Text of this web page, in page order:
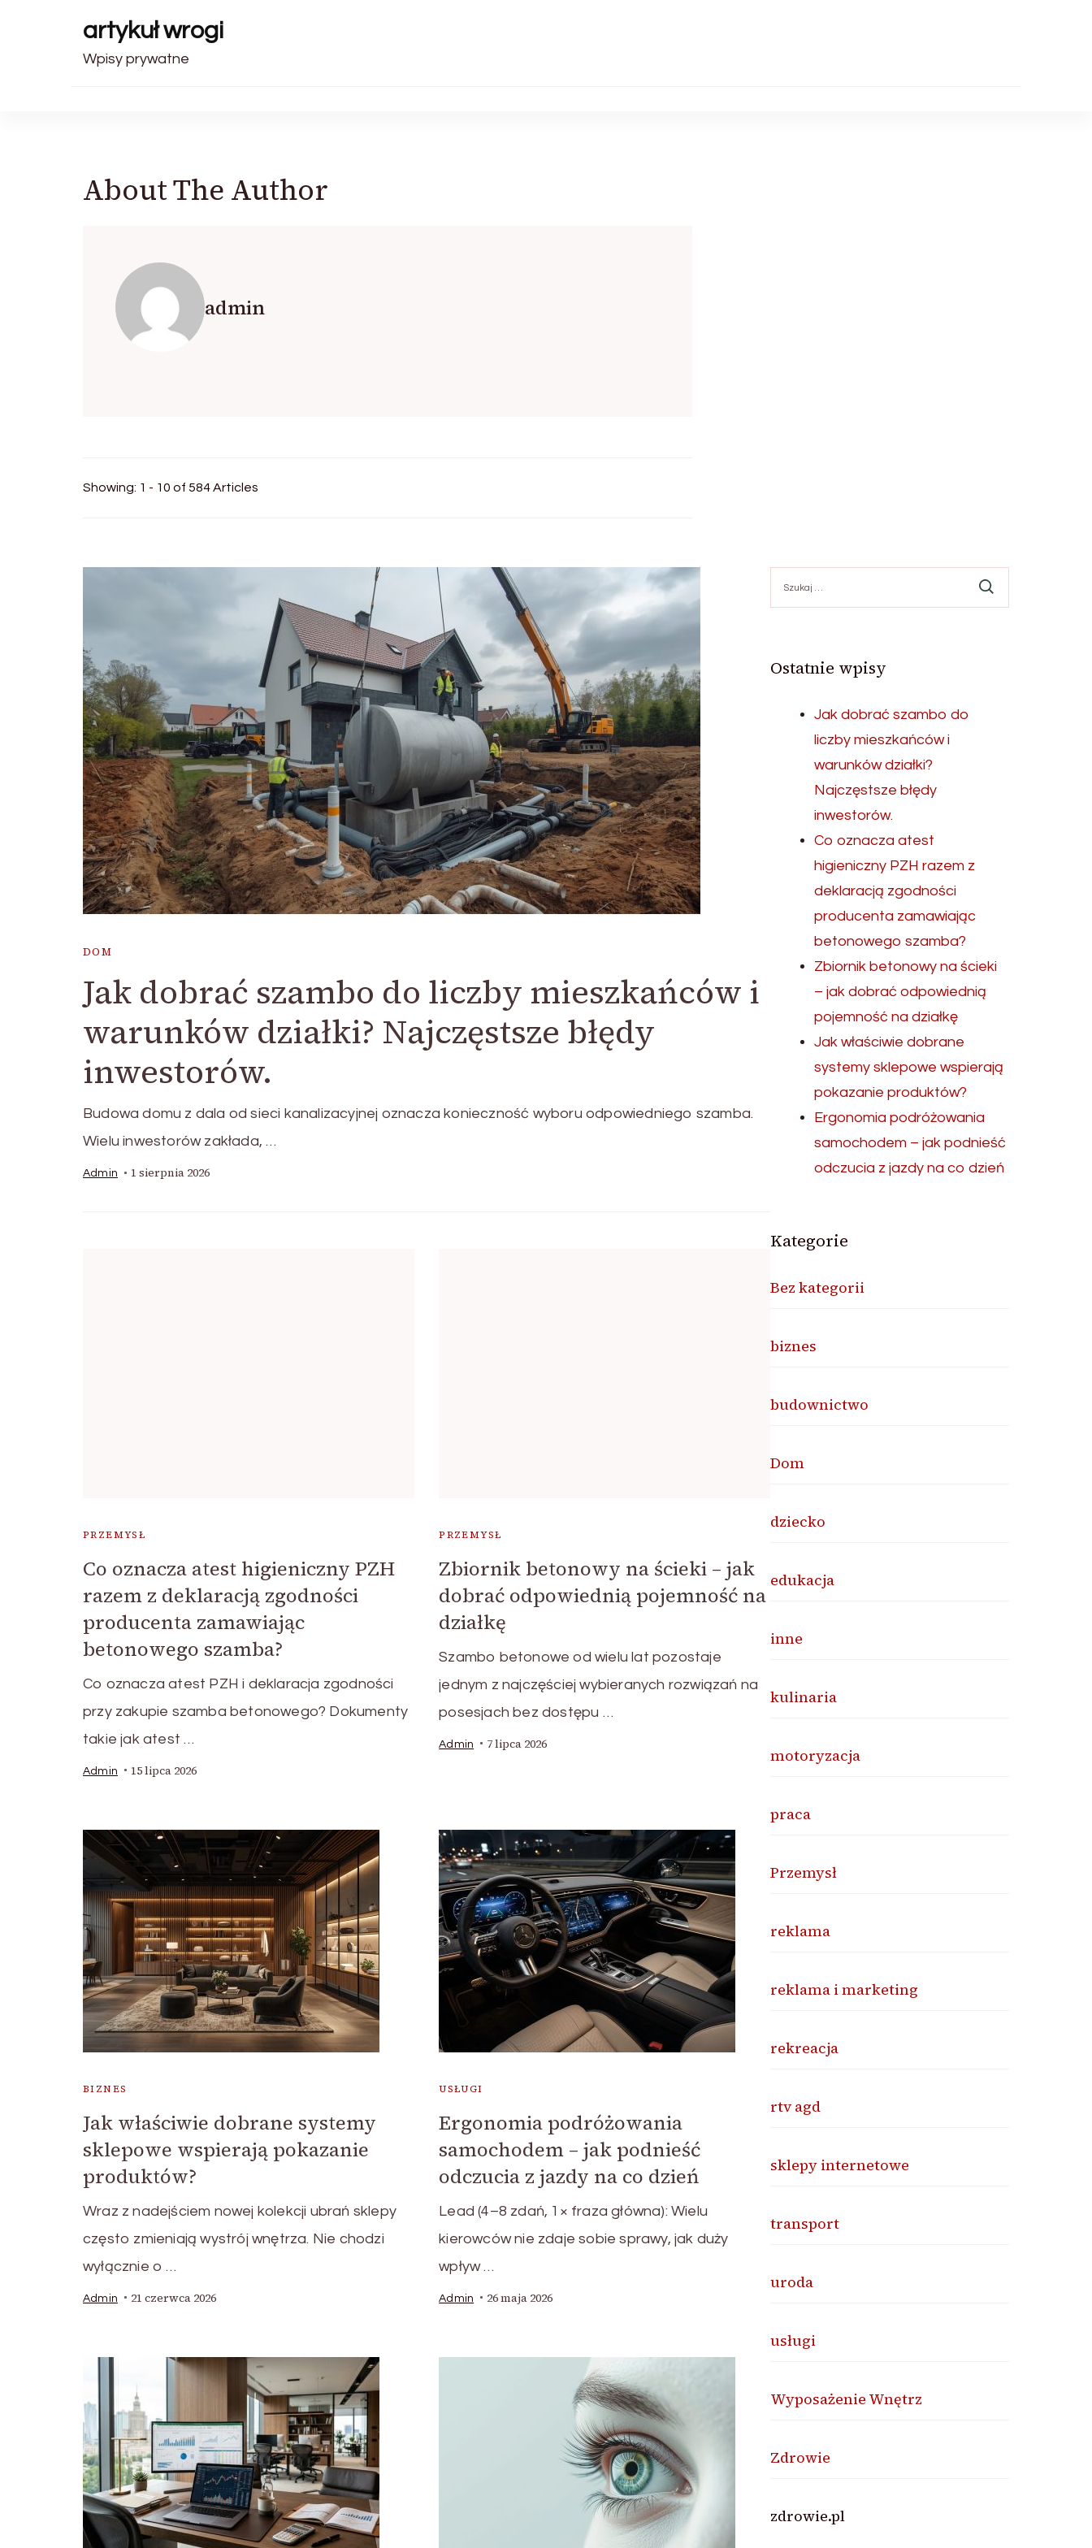
artykuł wrogi
Wpisy prywatne
About The Author
admin
Showing: 1 - 10 of 584 Articles
DOM
Jak dobrać szambo do liczby mieszkańców i
warunków działki? Najczęstsze błędy
inwestorów.
Budowa domu z dala od sieci kanalizacyjnej oznacza konieczność wyboru odpowiedniego szamba.
Wielu inwestorów zakłada, …
Admin 1 sierpnia 2026
PRZEMYSŁ
Co oznacza atest higieniczny PZH
razem z deklaracją zgodności
producenta zamawiając
betonowego szamba?
Co oznacza atest PZH i deklaracja zgodności
przy zakupie szamba betonowego? Dokumenty
takie jak atest …
Admin 15 lipca 2026
PRZEMYSŁ
Zbiornik betonowy na ścieki – jak
dobrać odpowiednią pojemność na
działkę
Szambo betonowe od wielu lat pozostaje
jednym z najczęściej wybieranych rozwiązań na
posesjach bez dostępu …
Admin 7 lipca 2026
BIZNES
Jak właściwie dobrane systemy
sklepowe wspierają pokazanie
produktów?
Wraz z nadejściem nowej kolekcji ubrań sklepy
często zmieniają wystrój wnętrza. Nie chodzi
wyłącznie o …
Admin 21 czerwca 2026
USŁUGI
Ergonomia podróżowania
samochodem – jak podnieść
odczucia z jazdy na co dzień
Lead (4–8 zdań, 1× fraza główna): Wielu
kierowców nie zdaje sobie sprawy, jak duży
wpływ …
Admin 26 maja 2026
Ostatnie wpisy
Jak dobrać szambo do
liczby mieszkańców i
warunków działki?
Najczęstsze błędy
inwestorów.
Co oznacza atest
higieniczny PZH razem z
deklaracją zgodności
producenta zamawiając
betonowego szamba?
Zbiornik betonowy na ścieki
– jak dobrać odpowiednią
pojemność na działkę
Jak właściwie dobrane
systemy sklepowe wspierają
pokazanie produktów?
Ergonomia podróżowania
samochodem – jak podnieść
odczucia z jazdy na co dzień
Kategorie
Bez kategorii
biznes
budownictwo
Dom
dziecko
edukacja
inne
kulinaria
motoryzacja
praca
Przemysł
reklama
reklama i marketing
rekreacja
rtv agd
sklepy internetowe
transport
uroda
usługi
Wyposażenie Wnętrz
Zdrowie
zdrowie.pl